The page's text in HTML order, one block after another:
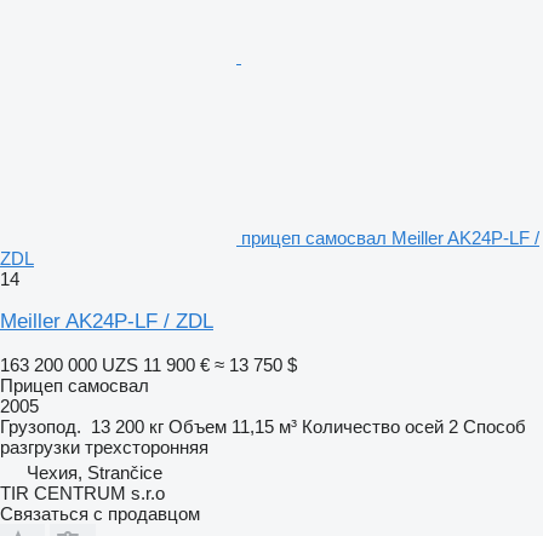
прицеп самосвал Meiller AK24P-LF /
ZDL
14
Meiller AK24P-LF / ZDL
163 200 000 UZS 11 900 € ≈ 13 750 $
Прицеп самосвал
2005
Грузопод. 13 200 кг Объем 11,15 м³ Количество осей 2 Способ
разгрузки трехсторонняя
Чехия, Strančice
TIR CENTRUM s.r.o
Связаться с продавцом